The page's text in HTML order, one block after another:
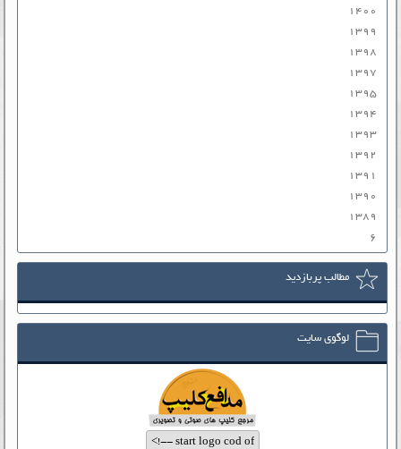
۱۴۰۰
۱۳۹۹
۱۳۹۸
۱۳۹۷
۱۳۹۵
۱۳۹۴
۱۳۹۳
۱۳۹۲
۱۳۹۱
۱۳۹۰
۱۳۸۹
۶
مطالب پربازدید
لوگوی سایت